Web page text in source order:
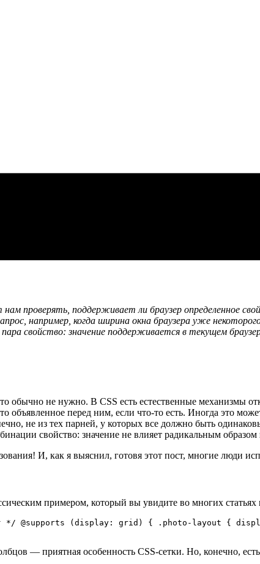
проверять, поддерживает ли браузер определенное
например, когда ширина окна браузера уже
свойство: значение поддерживается в текущем
обычно не нужно. В CSS есть естественные механизмы
объявленное перед ним, если что-то есть. Иногда это
не из тех парней, у которых все должно быть
свойство: значение не влияет радикальным
И, как я выяснил, готовя этот пост, многие люди
примером, который вы увидите во многих
*/ @supports (display: grid) { .photo-layout
— приятная особенность CSS-сетки. Но, конечно,